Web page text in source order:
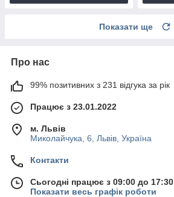
Показати ще
Про нас
99% позитивних з 231 відгука за рік
Працює з 23.01.2022
м. Львів
Миколайчука, 6, Львів, Україна
Контакти
Сьогодні працює з 09:00 до 17:30
Показати весь графік роботи